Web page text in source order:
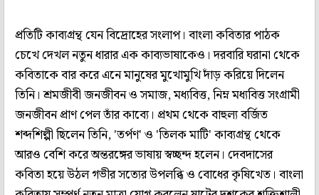
প্রতিটি কাব্যগ্রন্থ যেন বিদ্রোহের সংলাপ। বাংলা কবিতার পাঠক
চেখে দেখল নতুন ধারার এক কাব্যভাষাকেও। দরবারি ঘরানা থেকে
কবিতাকে বার করে এনে মানুষের মুখোমুখি দাঁড় করিয়ে দিলেন
তিনি। শ্রমজীবী জনজীবন ও সমাজ, মধ্যবিত্ত, নিম্ন মধ্যবিত্ত সংগ্রামী
জনজীবন প্রাণ পেল তাঁর কাব্যে। প্রথম থেকে বাহুল্য বর্জিত
শব্দশিল্পী ছিলেন তিনি, 'তর্পণ' ও 'তিলক মাটি' কাব্যগ্রন্থ থেকে
আরও বেশি করে অন্তরঙ্গের ভাষায় স্বচ্ছন্দ হলেন। দেবদাসের
কবিতা হয়ে উঠল গভীর সত্যের উপলব্ধি ও বোধের কৃষিখেত। বাংলা